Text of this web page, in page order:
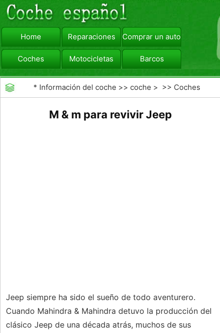
Home Reparaciones Comprar un automóvil
Coches Motocicletas Barcos
viajar Camiones
* Información del coche >>coche > >> Coches
M & m para revivir Jeep
Jeep siempre ha sido el sueño de todo aventurero.
Cuando Mahindra & Mahindra detuvo la producción del
clásico Jeep de una década atrás, muchos de sus